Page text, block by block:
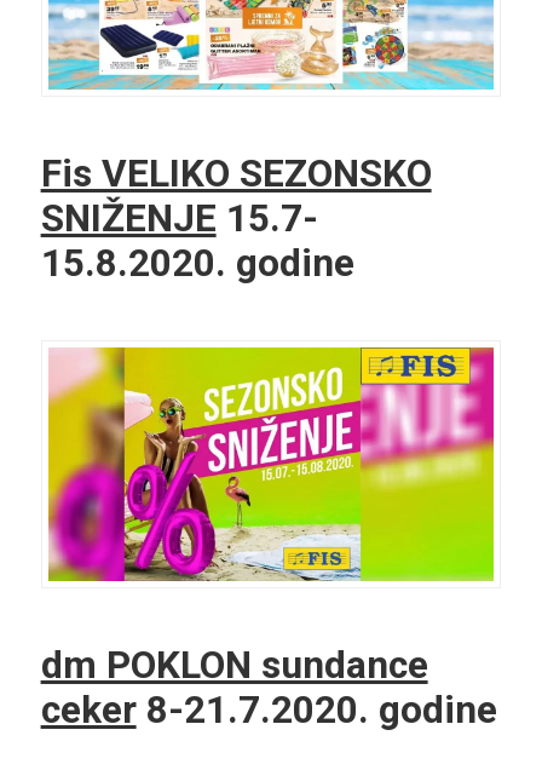
Fis VELIKO SEZONSKO
SNIŽENJE 15.7-
15.8.2020. godine
dm POKLON sundance
ceker8-21.7.2020. godine